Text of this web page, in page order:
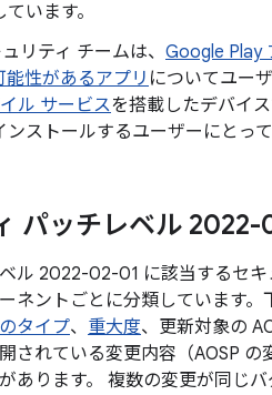
います。
リティ チームは、 Google Play
能性があるアプリ についてユー
ル サービスを搭載したデバイ
ンストールするユーザーにとって
パッチレベル
ル 2022-02-01 に該当するセ
ネントごとに分類しています
タイプ、 重大度、更新対象の
されている変更内容（AOSP
あります。 複数の変更が同じ